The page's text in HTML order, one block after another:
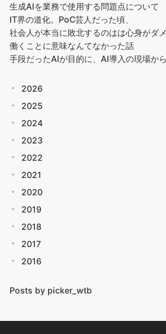
生成AIを業務で使用する問題点について
IT界の道化。PoC芸人だった頃、
社会人が本当に敗北するのはは心身がダ
働くことに意味なんてなかった話
手段だったAIが目的に、AI導入の現場か
2026
2025
2024
2023
2022
2021
2020
2019
2018
2017
2016
Posts by picker_wtb